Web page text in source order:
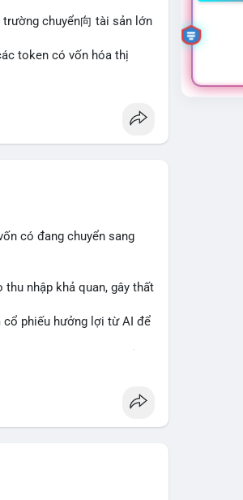
chuyển向 tài sản lớn
token có vốn hóa thị
có đang chuyển sang
thu nhập khả quan, gây thất
cổ phiếu hưởng lợi từ AI để